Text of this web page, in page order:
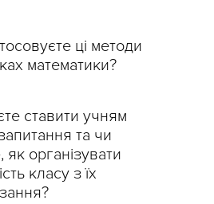
ці методи
математики?
ставити учням
та чи
як організувати
класу з їх